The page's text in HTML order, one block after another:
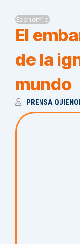
Economía
El
de la
mundo
PRENSA